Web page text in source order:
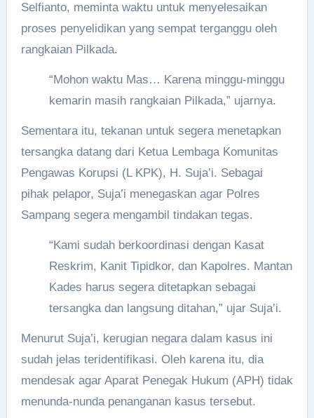
Selfianto, meminta waktu untuk menyelesaikan
proses penyelidikan yang sempat terganggu oleh
rangkaian Pilkada.
“Mohon waktu Mas… Karena minggu-minggu
kemarin masih rangkaian Pilkada,” ujarnya.
Sementara itu, tekanan untuk segera menetapkan
tersangka datang dari Ketua Lembaga Komunitas
Pengawas Korupsi (L KPK), H. Suja’i. Sebagai
pihak pelapor, Suja’i menegaskan agar Polres
Sampang segera mengambil tindakan tegas.
“Kami sudah berkoordinasi dengan Kasat
Reskrim, Kanit Tipidkor, dan Kapolres. Mantan
Kades harus segera ditetapkan sebagai
tersangka dan langsung ditahan,” ujar Suja’i.
Menurut Suja’i, kerugian negara dalam kasus ini
sudah jelas teridentifikasi. Oleh karena itu, dia
mendesak agar Aparat Penegak Hukum (APH) tidak
menunda-nunda penanganan kasus tersebut.